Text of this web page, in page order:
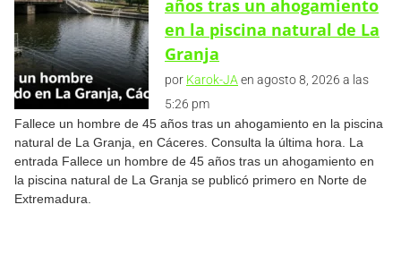
años tras un ahogamiento
en la piscina natural de La
Granja
por Karok-JA en agosto 8, 2026 a las
5:26 pm
Fallece un hombre de 45 años tras un ahogamiento en la piscina
natural de La Granja, en Cáceres. Consulta la última hora. La
entrada Fallece un hombre de 45 años tras un ahogamiento en
la piscina natural de La Granja se publicó primero en Norte de
Extremadura.